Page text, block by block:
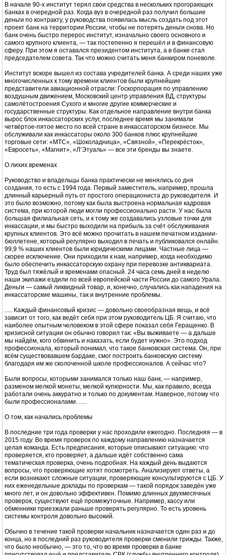
В начале 90-х институт терял свои средства в нескольких прогорающих
банках в очередной раз. Когда вуз в очередной раз получил большие
деньги по контракту, у руководства появилась мысль создать под этот
проект банк на территории России, чтобы не потерять деньги снова. Но
банк очень быстро перерос институт, изначально своего основного и
самого крупного клиента, — так постепенно я перешёл и в финансовую
сферу. При этом я оставался президентом института, а в банке стал
председателем совета. Так что можно считать меня банкиром поневоле.
Институт вскоре вышел из состава учредителей банка. А среди наших уже
многочисленных к тому времени клиентов были крупнейшие
представители авиационной отрасли: Госкорпорация по управлению
воздушным движением, Московский центр управления ВД, структуры
самолётостроения Сухого и многие другие коммерческие и
государственные структуры. Как отдельное направление внутри банка
вырос блок инкассаторских услуг, последнее время мы занимали
четвёртое-пятое место по всей стране в инкассаторском бизнесе. Мы
обслуживали как инкассаторы около 300 банков плюс крупнейшие
торговые сети: «МТС», «Шоколадница», «Связной», «Перекрёсток»,
«Евросеть», «Магнит», «Л’Этуаль» — все эти бренды вы знаете.
О лихих временах
Руководство и владельцы банка практически не менялись со дня
создания, то есть с 1994 года. Первый заместитель, например, прошла
длинный карьерный путь от простого операциониста до руководителя. И
это было возможно, потому как была выстроена нормальная кадровая
система, при которой люди могли профессионально расти. У нас была
большая филиальная сеть, и к тому же создавались узловые точки для
инкассации, и мы быстро выходили на прибыль за счёт обслуживания
крупных клиентов. Это всё можно прочитать в нашем печатном издании-
бюллетене, который регулярно выходил в печать и публиковался онлайн.
99,9 % наших клиентов были юридическими лицами. Частные лица —
скорее исключение. Они приходили к нам, например, когда необходимо
было обеспечить инкассаторскую охрану при перевозке антиквариата.
Труд был тяжёлый и временами опасный. 24 часа семь дней в неделю
наши экипажи ездили по всей европейской части России до самого Урала.
Деньги — самый ликвидный товар, и, конечно, случались как нападения на
инкассаторские машины, так и внутренние проблемы.
..... Каждый финансовый кризис — довольно своеобразная вещь, и всё
зависит от того, как ведёт себя при этом руководитель ЦБ. Я считаю, что
наиболее опытным человеком в этой сфере показал себя Геращенко. В
кризисной ситуации он обычно говорил так: «Вы выживаете — а дальше
мы найдём, кого обвинить и наказать, если будет нужно». Это подход
профессионала, который понимал, что такое банковская система. Он, при
всём существовавшем бардаке, смог построить банковскую систему
благодаря им же сколоченной школе профессионалов. А сейчас что?
Были вопросы, которыми занимался только наш банк, — например,
разменом мелкой монеты, мелкой купюрности. Мы, как правило, всегда
работали очень аккуратно и только по документам. Наверное, потому что
были профессионалами. .....
О том, как начались проблемы
В последние три года проверки у нас проходили ежегодно. Последняя — в
2015 году. Во время проверок по каждому направлению назначается
целая команда. Есть предписания, которые описывают ситуацию: что
проверяется, кто проверяет, а дальше идёт собственно сама
тематическая проверка, очень подробная. На каждый день выдаются
вопросы, что проверяющие хотят посмотреть. Анализируют ответы, а
если возникают сложные ситуации, проверяющие консультируются с ЦБ. У
них еженедельные доклады по проверкам — такой порядок заведён уже
много лет, и он довольно эффективен. Помимо длинных двухмесячных
проверок, существуют ещё промежуточные. Например, кассу или
обменники приезжали раньше проверять регулярно. То есть уровень
системы контроля довольно высокий.
Обычно в течение такой проверки начальник назначается один раз и до
конца, но в последний раз руководителя проверки сменили трижды. Также,
что было необычно, — это то, что во время проверки в банке